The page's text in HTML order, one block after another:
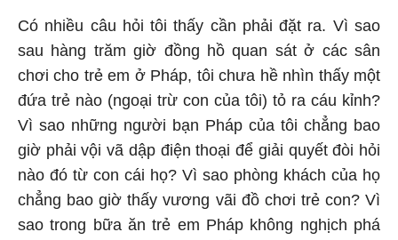
Có nhiều câu hỏi tôi thấy cần phải đặt ra. Vì sao
sau hàng trăm giờ đồng hồ quan sát ở các sân
chơi cho trẻ em ở Pháp, tôi chưa hề nhìn thấy một
đứa trẻ nào (ngoại trừ con của tôi) tỏ ra cáu kỉnh?
Vì sao những người bạn Pháp của tôi chẳng bao
giờ phải vội vã dập điện thoại để giải quyết đòi hỏi
nào đó từ con cái họ? Vì sao phòng khách của họ
chẳng bao giờ thấy vương vãi đồ chơi trẻ con? Vì
sao trong bữa ăn trẻ em Pháp không nghịch phá